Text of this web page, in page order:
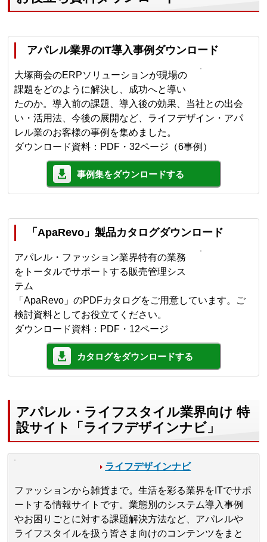
アパレル業界のIT導入事例ダウンロード
大塚商会のERPソリューションが現場の
課題をどのように解決し、成功へと導い
たのか。導入前の課題、導入後の効果、当社との出会
い・活用法、今後の展開など、ライフデザイン・アパ
レル業のお客様の事例を集めました。
ダウンロード資料：PDF・32ページ（6事例）
事例集をダウンロードする
「ApaRevo」製品カタログダウンロード
アパレル・ファッション業界特有の業務
をトータルでサポートする販売管理シス
テム
「ApaRevo」のPDFカタログをご用意しています。ご
検討資料としてお役立てください。
ダウンロード資料：PDF・12ページ
カタログをダウンロードする
アパレル・ライフスタイル業界向け 特
設サイト「ライフデザインナビ」
ライフデザインナビ
ファッションから雑貨まで。生活を彩る業界をITでサポ
ートする情報サイトです。業態別のシステム導入事例
やお困りごとに対する課題解決方法など、アパレルや
ライフスタイルを扱う皆さま向けのコンテンツをまと